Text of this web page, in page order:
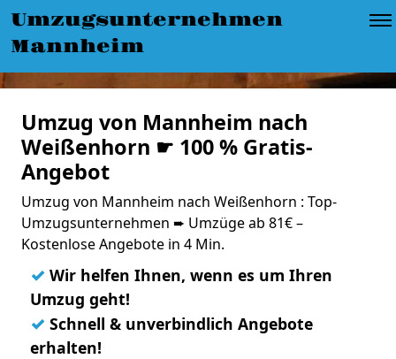
Umzugsunternehmen
Mannheim
Umzug von Mannheim nach
Weißenhorn ☛ 100 % Gratis-
Angebot
Umzug von Mannheim nach Weißenhorn : Top-
Umzugsunternehmen ➨ Umzüge ab 81€ –
Kostenlose Angebote in 4 Min.
✓ Wir helfen Ihnen, wenn es um Ihren
Umzug geht!
✓ Schnell & unverbindlich Angebote
erhalten!